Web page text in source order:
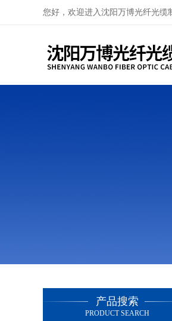
您好，欢迎进入沈阳万博光纤光缆
产品搜索
PRODUCT SEARCH